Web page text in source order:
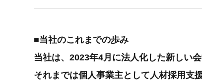
■当社のこれまでの歩み
当社は、2023年4月に法人化した新しい会
それまでは個人事業主として人材採用支